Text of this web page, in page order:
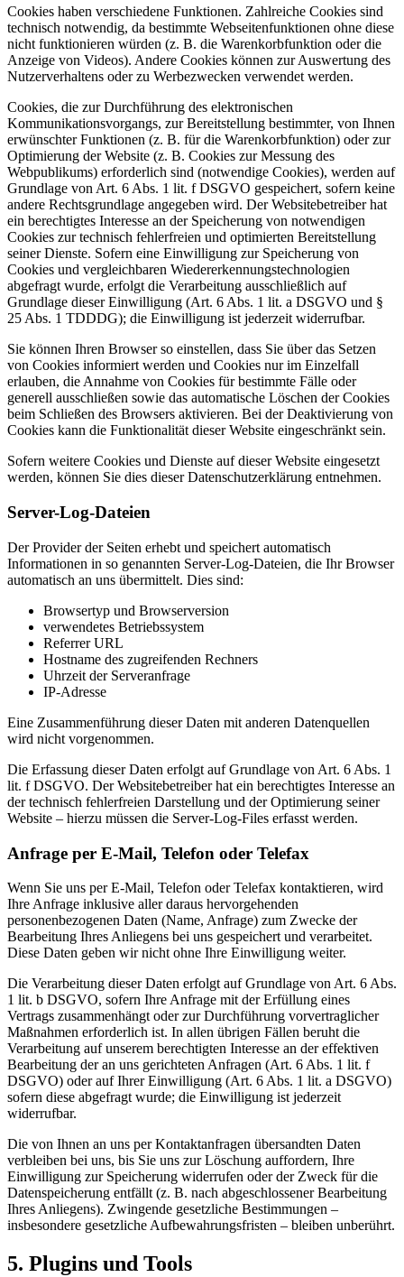
Cookies haben verschiedene Funktionen. Zahlreiche Cookies sind
technisch notwendig, da bestimmte Webseitenfunktionen ohne diese
nicht funktionieren würden (z. B. die Warenkorbfunktion oder die
Anzeige von Videos). Andere Cookies können zur Auswertung des
Nutzerverhaltens oder zu Werbezwecken verwendet werden.
Cookies, die zur Durchführung des elektronischen
Kommunikationsvorgangs, zur Bereitstellung bestimmter, von Ihnen
erwünschter Funktionen (z. B. für die Warenkorbfunktion) oder zur
Optimierung der Website (z. B. Cookies zur Messung des
Webpublikums) erforderlich sind (notwendige Cookies), werden auf
Grundlage von Art. 6 Abs. 1 lit. f DSGVO gespeichert, sofern keine
andere Rechtsgrundlage angegeben wird. Der Websitebetreiber hat
ein berechtigtes Interesse an der Speicherung von notwendigen
Cookies zur technisch fehlerfreien und optimierten Bereitstellung
seiner Dienste. Sofern eine Einwilligung zur Speicherung von
Cookies und vergleichbaren Wiedererkennungstechnologien
abgefragt wurde, erfolgt die Verarbeitung ausschließlich auf
Grundlage dieser Einwilligung (Art. 6 Abs. 1 lit. a DSGVO und §
25 Abs. 1 TDDDG); die Einwilligung ist jederzeit widerrufbar.
Sie können Ihren Browser so einstellen, dass Sie über das Setzen
von Cookies informiert werden und Cookies nur im Einzelfall
erlauben, die Annahme von Cookies für bestimmte Fälle oder
generell ausschließen sowie das automatische Löschen der Cookies
beim Schließen des Browsers aktivieren. Bei der Deaktivierung von
Cookies kann die Funktionalität dieser Website eingeschränkt sein.
Sofern weitere Cookies und Dienste auf dieser Website eingesetzt
werden, können Sie dies dieser Datenschutzerklärung entnehmen.
Server-Log-Dateien
Der Provider der Seiten erhebt und speichert automatisch
Informationen in so genannten Server-Log-Dateien, die Ihr Browser
automatisch an uns übermittelt. Dies sind:
Browsertyp und Browserversion
verwendetes Betriebssystem
Referrer URL
Hostname des zugreifenden Rechners
Uhrzeit der Serveranfrage
IP-Adresse
Eine Zusammenführung dieser Daten mit anderen Datenquellen
wird nicht vorgenommen.
Die Erfassung dieser Daten erfolgt auf Grundlage von Art. 6 Abs. 1
lit. f DSGVO. Der Websitebetreiber hat ein berechtigtes Interesse an
der technisch fehlerfreien Darstellung und der Optimierung seiner
Website – hierzu müssen die Server-Log-Files erfasst werden.
Anfrage per E-Mail, Telefon oder Telefax
Wenn Sie uns per E-Mail, Telefon oder Telefax kontaktieren, wird
Ihre Anfrage inklusive aller daraus hervorgehenden
personenbezogenen Daten (Name, Anfrage) zum Zwecke der
Bearbeitung Ihres Anliegens bei uns gespeichert und verarbeitet.
Diese Daten geben wir nicht ohne Ihre Einwilligung weiter.
Die Verarbeitung dieser Daten erfolgt auf Grundlage von Art. 6 Abs.
1 lit. b DSGVO, sofern Ihre Anfrage mit der Erfüllung eines
Vertrags zusammenhängt oder zur Durchführung vorvertraglicher
Maßnahmen erforderlich ist. In allen übrigen Fällen beruht die
Verarbeitung auf unserem berechtigten Interesse an der effektiven
Bearbeitung der an uns gerichteten Anfragen (Art. 6 Abs. 1 lit. f
DSGVO) oder auf Ihrer Einwilligung (Art. 6 Abs. 1 lit. a DSGVO)
sofern diese abgefragt wurde; die Einwilligung ist jederzeit
widerrufbar.
Die von Ihnen an uns per Kontaktanfragen übersandten Daten
verbleiben bei uns, bis Sie uns zur Löschung auffordern, Ihre
Einwilligung zur Speicherung widerrufen oder der Zweck für die
Datenspeicherung entfällt (z. B. nach abgeschlossener Bearbeitung
Ihres Anliegens). Zwingende gesetzliche Bestimmungen –
insbesondere gesetzliche Aufbewahrungsfristen – bleiben unberührt.
5. Plugins und Tools